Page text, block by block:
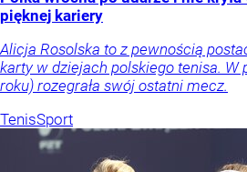
pięknej kariery
Alicja Rosolska to z pewnością
karty w dziejach polskiego tenisa. W
roku) rozegrała swój ostatni mecz.
TenisSport